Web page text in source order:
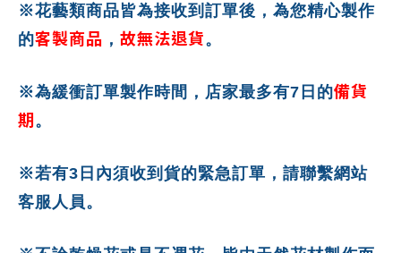
※花藝類商品皆為接收到訂單後，為您精心製作
的客製商品 ， 故無法退貨 。
※為緩衝訂單製作時間，店家最多有7日的備貨
期 。
※若有3日內須收到貨的緊急訂單，請聯繫網站
客服人員。